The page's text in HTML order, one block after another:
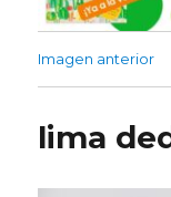
Imagen anterior
lima